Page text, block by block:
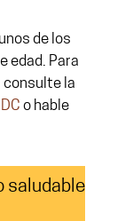
de los
edad. Para
consulte la
o hable
saludable